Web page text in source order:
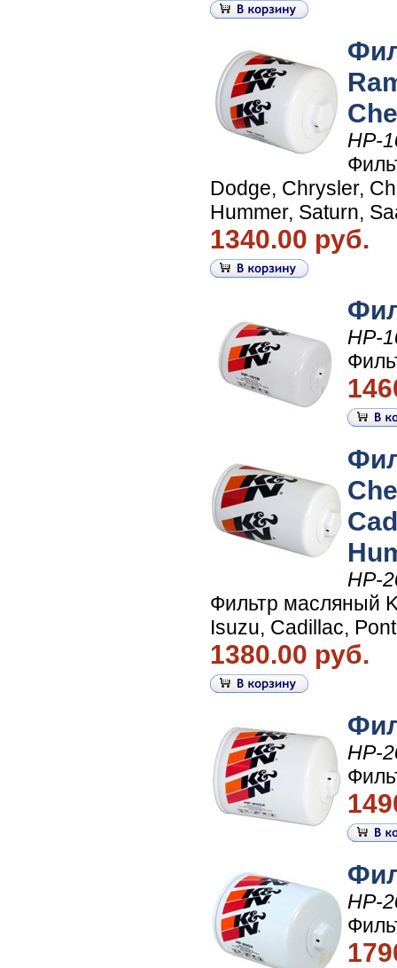
HP-
Dodge, Chrysler,
Hummer, Saturn,
1340.00 руб.
HP-
HP-
Фильтр масляный
Isuzu, Cadillac,
1380.00 руб.
HP-
HP-